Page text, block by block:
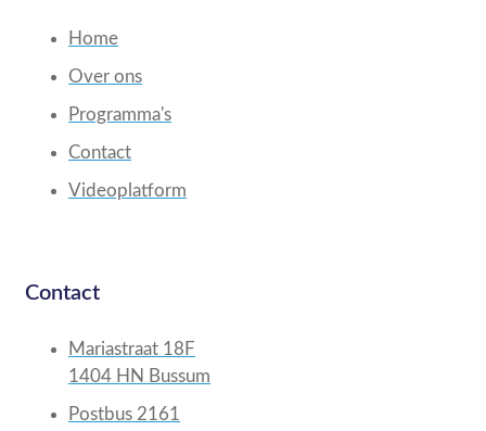
Home
Over ons
Programma's
Contact
Videoplatform
Contact
Mariastraat 18F
1404 HN Bussum
Postbus 2161